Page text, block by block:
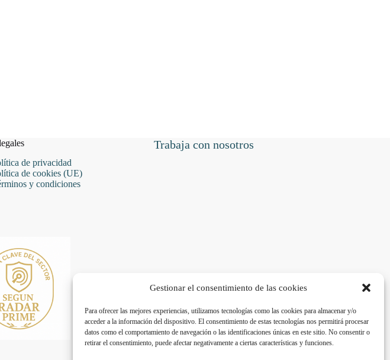
Gestionar el consentimiento de las cookies
Para ofrecer las mejores experiencias, utilizamos tecnologías como las cookies para almacenar y/o
acceder a la información del dispositivo. El consentimiento de estas tecnologías nos permitirá procesar
datos como el comportamiento de navegación o las identificaciones únicas en este sitio. No consentir o
retirar el consentimiento, puede afectar negativamente a ciertas características y funciones.
de privacidad
de cookies (UE)
y condiciones
Trabaja con nosotros